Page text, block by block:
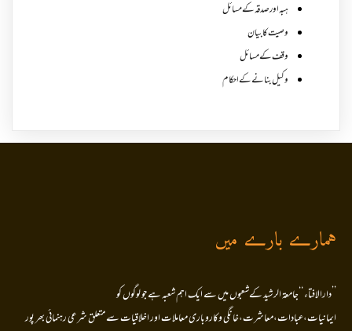
ہبہ اور صدقہ کے مسائل
وصیت کا بیان
وقف کے مسائل
وکیل بنانے کے احکام
ہمارے بارے میں
’’دارالافتاء ‘‘جامعۃ الرشید کےشعبوں میں سے ایک اہم شعبہ ہے جو لوگوں کو
ایمانیات،عبادات،معاشرت،خانگی وکاروباری معاملات اور اخلاقیات سے متعلق شرعی رہنمائی بھر پور